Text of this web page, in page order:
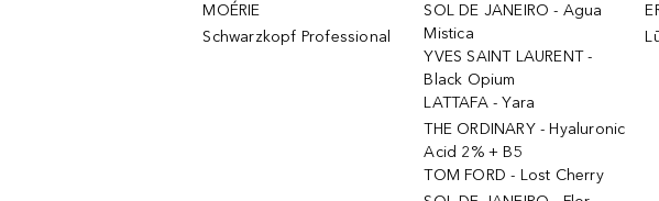
MOÉRIE
Schwarzkopf Professional
SOL DE JANEIRO - Agua
Mistica
YVES SAINT LAURENT -
Black Opium
LATTAFA - Yara
THE ORDINARY - Hyaluronic
Acid 2% + B5
TOM FORD - Lost Cherry